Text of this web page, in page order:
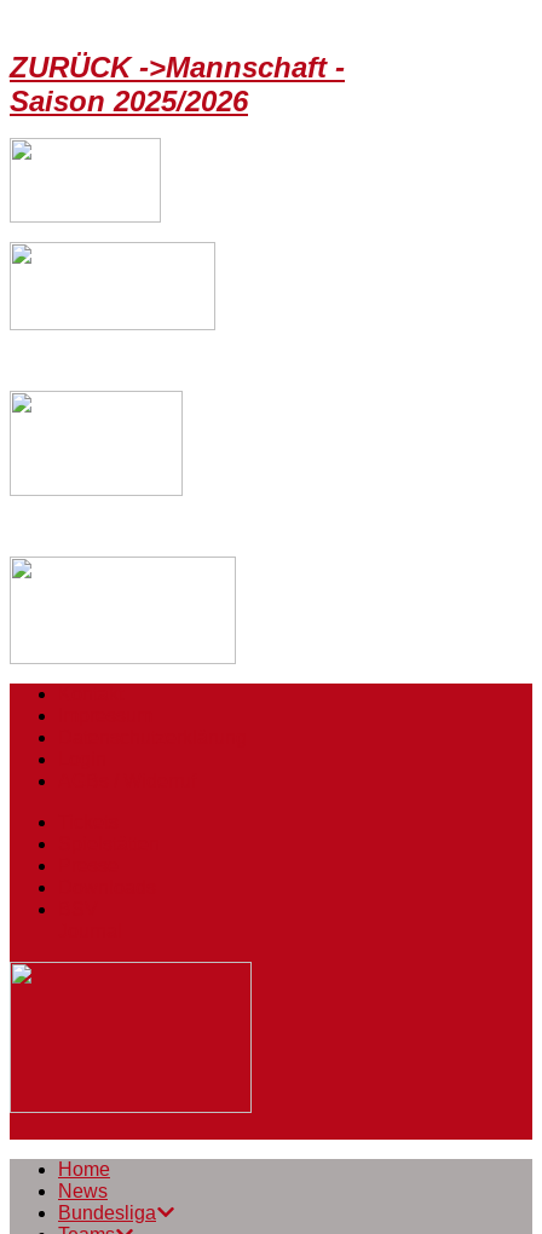
ZURÜCK ->Mannschaft -
Saison 2025/2026
Home
News
Bundesliga